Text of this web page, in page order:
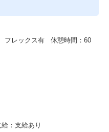
フレックス有 休憩時間：60
：支給あり